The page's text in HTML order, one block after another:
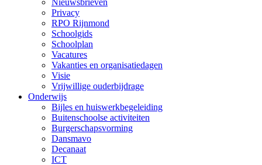
Nieuwsbrieven
Privacy
RPO Rijnmond
Schoolgids
Schoolplan
Vacatures
Vakanties en organisatiedagen
Visie
Vrijwillige ouderbijdrage
Onderwijs
Bijles en huiswerkbegeleiding
Buitenschoolse activiteiten
Burgerschapsvorming
Dansmavo
Decanaat
ICT